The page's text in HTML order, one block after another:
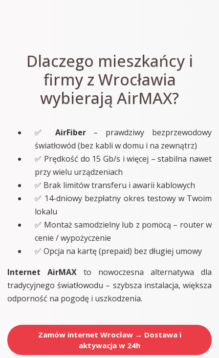
Dlaczego mieszkańcy i
firmy z Wrocławia
wybierają AirMAX?
✅ AirFiber– prawdziwy bezprzewodowy
światłowód (bez kabli w domu i na zewnątrz)
✅ Prędkość do 15 Gb/s i więcej – stabilna nawet
przy wielu urządzeniach
✅ Brak limitów transferu i awarii kablowych
✅ 14-dniowy bezpłatny okres testowy w Twoim
lokalu
✅ Montaż samodzielny lub z pomocą – router w
cenie / wypożyczenie
✅ Opcja na kartę (prepaid) bez długiej umowy
Internet AirMAX to nowoczesna alternatywa dla
tradycyjnego światłowodu – szybsza instalacja, większa
odporność na pogodę i uszkodzenia.
Zamów internet Wrocław → Dostawa i
aktywacja w 24h